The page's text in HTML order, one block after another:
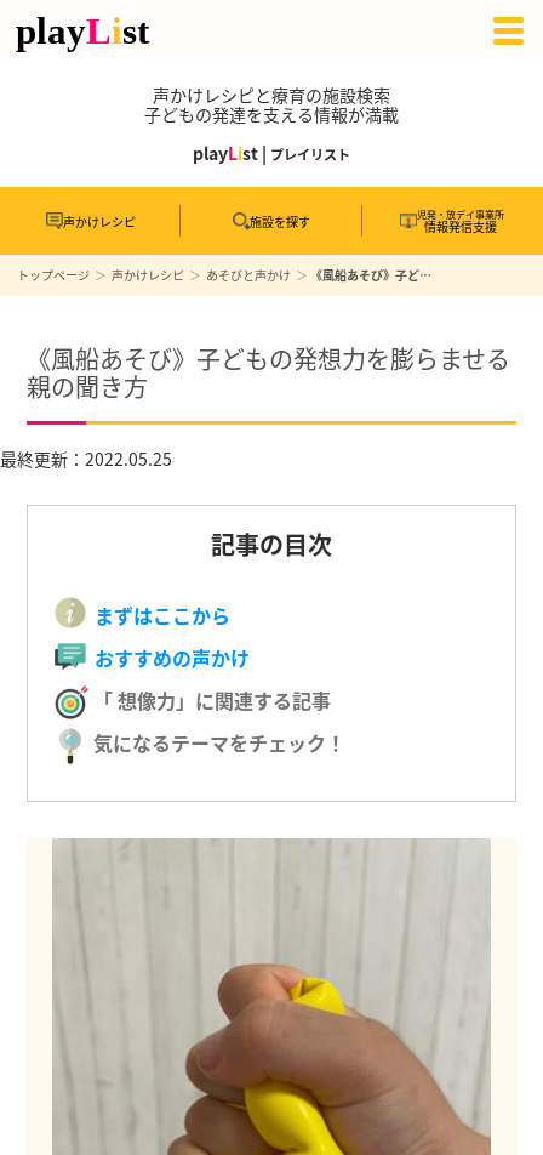
声かけレシピと療育の施設検索
子どもの発達を支える情報が満載
playList | プレイリスト
声かけレシピ 施設を探す 児発・放デイ事業所
情報発信支援
トップページ 声かけレシピ あそびと声かけ 《風船あそび》子どもの発想力を膨らませる親の聞き方
《風船あそび》子どもの発想力を膨らませる
親の聞き方
最終更新：2022.05.25
記事の目次
まずはここから
おすすめの声かけ
「 想像力」に関連する記事
気になるテーマをチェック！